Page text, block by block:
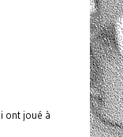
ont joué à